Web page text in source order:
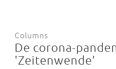
Columns
De corona-
'Zeitenwende'